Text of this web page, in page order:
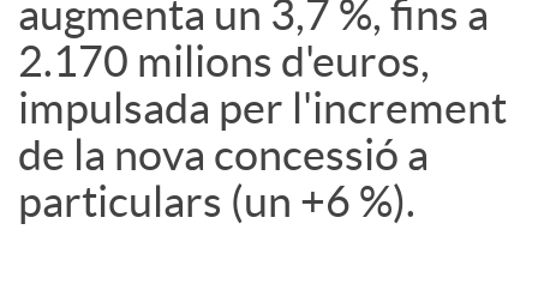
augmenta un 3,7 %, fins a
2.170 milions d'euros,
impulsada per l'increment
de la nova concessió a
particulars (un +6 %).